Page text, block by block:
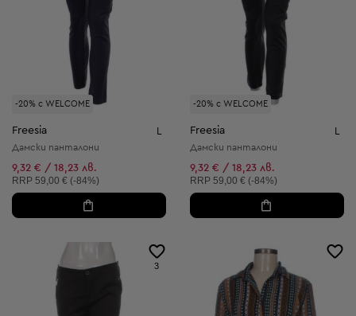
-20% с WELCOME
Freesia L
Дамски панталони
9,32 € / 18,23 лв.
Препоръчителна цена:
RRP 59,00 € (-84%)
-20% с WELCOME
Freesia L
Дамски панталони
9,32 € / 18,23 лв.
Препоръчителна цена:
RRP 59,00 € (-84%)
3